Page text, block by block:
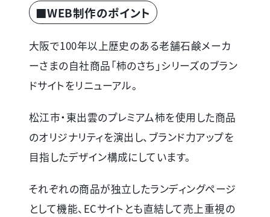
■WEB制作のポイント
大阪で100年以上歴史のある老舗石鹸メーカ
ーさまの自社商品「柿のさち」シリーズのブラン
ドサイトをリニューアル。
松江市・東出雲のプレミアム柿を使用した商品
のオリジナリティを演出し、ブランド力アップを
目指したデザイン構成にしています。
それぞれの商品が独立したランディングページ
として機能、ECサイトとも直結して売上重視の